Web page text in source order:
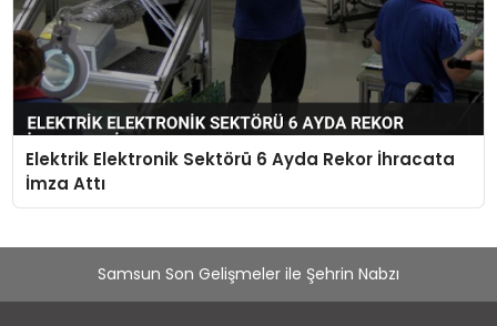
Elektrik Elektronik Sektörü 6 Ayda Rekor İhracata
İmza Attı
Samsun Son Gelişmeler ile Şehrin Nabzı